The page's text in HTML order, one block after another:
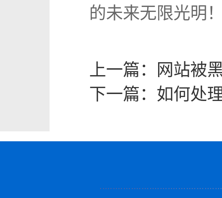
的未来无限光明
上一篇：
网站被
下一篇： 如何处